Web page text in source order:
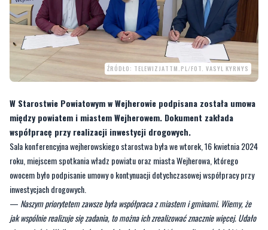
ŹRÓDŁO: TELEWIZJATTM.PL/FOT. VASYL KYRNYS
W Starostwie Powiatowym w Wejherowie podpisana została umowa
między powiatem i miastem Wejherowem. Dokument zakłada
współpracę przy realizacji inwestycji drogowych.
Sala konferencyjna wejherowskiego starostwa była we wtorek, 16 kwietnia 2024
roku, miejscem spotkania władz powiatu oraz miasta Wejherowa, którego
owocem było podpisanie umowy o kontynuacji dotychczasowej współpracy przy
inwestycjach drogowych.
— Naszym priorytetem zawsze była współpraca z miastem i gminami. Wiemy, że
jak wspólnie realizuje się zadania, to można ich zrealizować znacznie więcej. Udało